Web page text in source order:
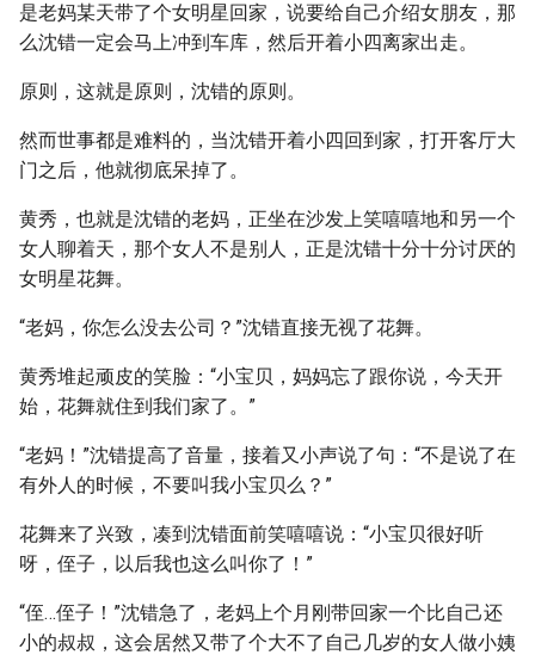
是老妈某天带了个女明星回家，说要给自己介绍女朋友，那
么沈错一定会马上冲到车库，然后开着小四离家出走。
原则，这就是原则，沈错的原则。
然而世事都是难料的，当沈错开着小四回到家，打开客厅大
门之后，他就彻底呆掉了。
黄秀，也就是沈错的老妈，正坐在沙发上笑嘻嘻地和另一个
女人聊着天，那个女人不是别人，正是沈错十分十分讨厌的
女明星花舞。
“老妈，你怎么没去公司？”沈错直接无视了花舞。
黄秀堆起顽皮的笑脸：“小宝贝，妈妈忘了跟你说，今天开
始，花舞就住到我们家了。”
“老妈！”沈错提高了音量，接着又小声说了句：“不是说了在
有外人的时候，不要叫我小宝贝么？”
花舞来了兴致，凑到沈错面前笑嘻嘻说：“小宝贝很好听
呀，侄子，以后我也这么叫你了！”
“侄…侄子！”沈错急了，老妈上个月刚带回家一个比自己还
小的叔叔，这会居然又带了个大不了自己几岁的女人做小姨